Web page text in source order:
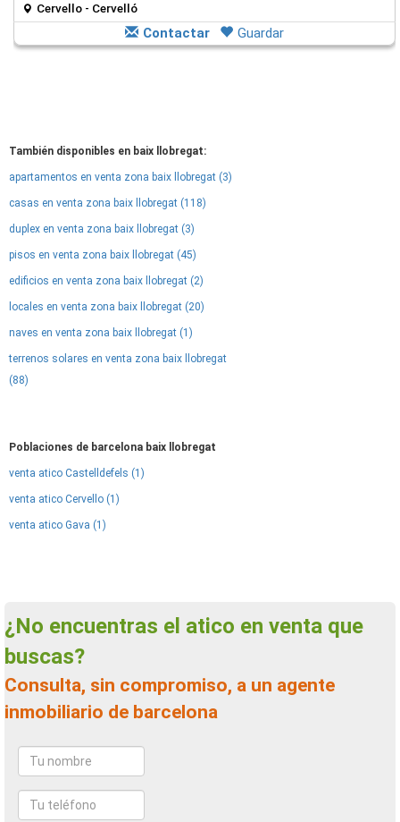
Cervello - Cervelló
Contactar Guardar
También disponibles en baix llobregat:
apartamentos en venta zona baix llobregat (3)
casas en venta zona baix llobregat (118)
duplex en venta zona baix llobregat (3)
pisos en venta zona baix llobregat (45)
edificios en venta zona baix llobregat (2)
locales en venta zona baix llobregat (20)
naves en venta zona baix llobregat (1)
terrenos solares en venta zona baix llobregat
(88)
Poblaciones de barcelona baix llobregat
venta atico Castelldefels (1)
venta atico Cervello (1)
venta atico Gava (1)
¿No encuentras el atico en venta que
buscas?
Consulta, sin compromiso, a un agente
inmobiliario de barcelona